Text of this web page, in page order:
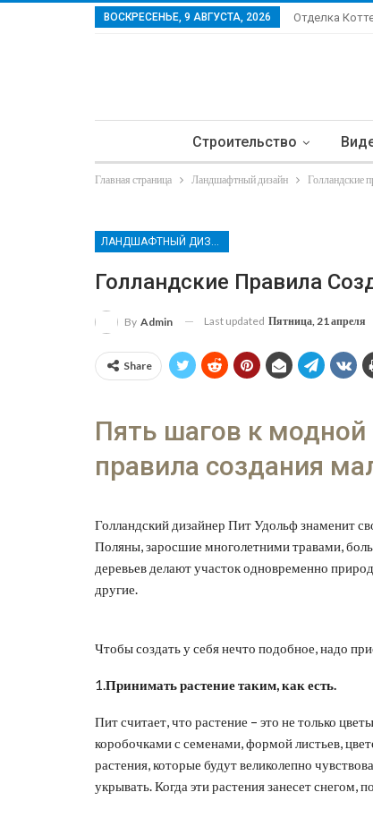
ВОСКРЕСЕНЬЕ, 9 АВГУСТА, 2026 Отделка
Строительство
Главная страница Ландшафтный дизайн Голландские
Голландские Правила
By Admin Last updated Пятница, 21 апреля
Share
Пять шагов к модной
правила создания
Голландский дизайнер Пит Удольф знаменит
Поляны, заросшие многолетними травами,
деревьев делают участок одновременно
другие.
Чтобы создать у себя нечто подобное, надо
1.Принимать растение таким, как есть.
Пит считает, что растение – это не только
коробочками с семенами, формой листьев,
растения, которые будут великолепно
укрывать. Когда эти растения занесет снегом,